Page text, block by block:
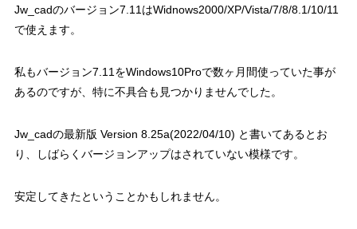
Jw_cadのバージョン7.11はWidnows2000/XP/Vista/7/8/8.1/10/11
で使えます。
私もバージョン7.11をWindows10Proで数ヶ月間使っていた事が
あるのですが、特に不具合も見つかりませんでした。
Jw_cadの最新版 Version 8.25a(2022/04/10) と書いてあるとお
り、しばらくバージョンアップはされていない模様です。
安定してきたということかもしれません。